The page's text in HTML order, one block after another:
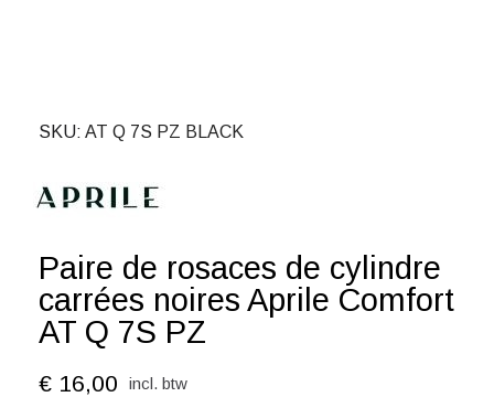
SKU AT Q 7S PZ BLACK
Paire de rosaces de cylindre
carrées noires Aprile Comfort
AT Q 7S PZ
€ 16,00 incl. btw